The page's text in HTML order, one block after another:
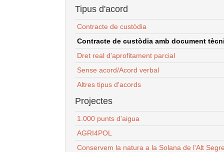
Tipus d'acord
Contracte de custòdia
Contracte de custòdia amb document
Dret real d'aprofitament parcial
Sense acord/Acord verbal
Altres tipus d'acords
Projectes
1.000 punts d'aigua
AGRI4POL
Conservem la natura a la Solana de l'Alt